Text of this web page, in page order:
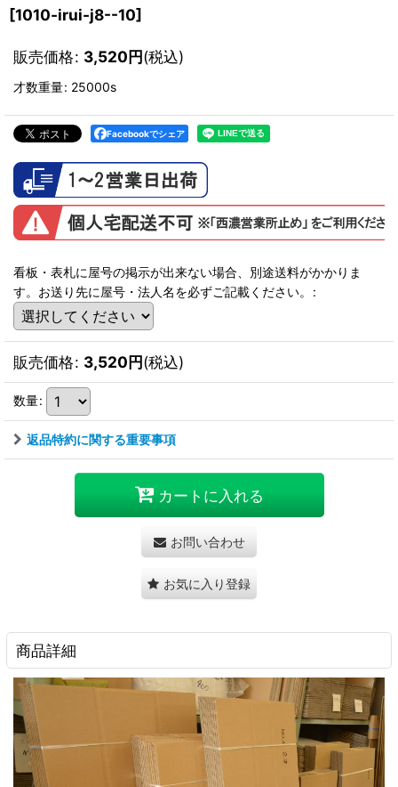
[1010-irui-j8--10]
販売価格: 3,520円(税込)
才数重量: 25000s
Facebookでシェア
看板・表札に屋号の掲示が出来ない場合、別途送料がかかりま
す。お送り先に屋号・法人名を必ずご記載ください。
:
販売価格: 3,520円(税込)
数量:
返品特約に関する重要事項
カートに入れる
お問い合わせ
お気に入り登録
商品詳細